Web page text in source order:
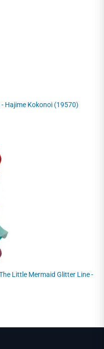
Hajime Kokonoi (19570)
Little Mermaid Glitter Line -